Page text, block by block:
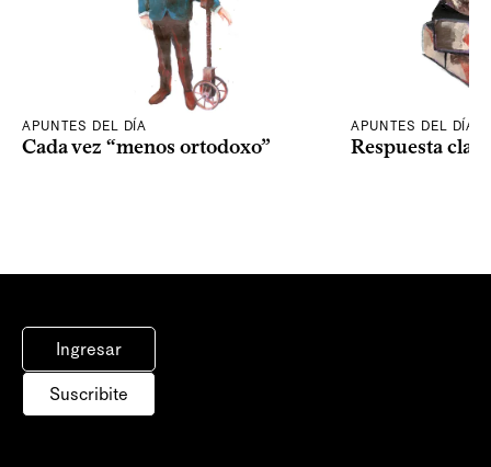
APUNTES DEL DÍA
Cada vez “menos ortodoxo”
APUNTES DEL DÍA
Respuesta
Ingresar
Suscribite